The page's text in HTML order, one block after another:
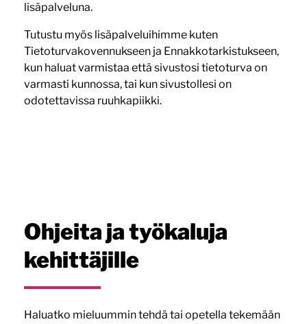
lisäpalveluna.
Tutustu myös lisäpalveluihimme kuten
Tietoturvakovennukseen ja Ennakkotarkistukseen,
kun haluat varmistaa että sivustosi tietoturva on
varmasti kunnossa, tai kun sivustollesi on
odotettavissa ruuhkapiikki.
Ohjeita ja työkaluja
kehittäjille
Haluatko mieluummin tehdä tai opetella tekemään